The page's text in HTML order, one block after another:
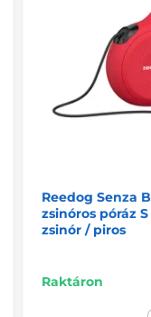
Reedog Senza
zsinóros póráz
zsinór / piros
Raktáron